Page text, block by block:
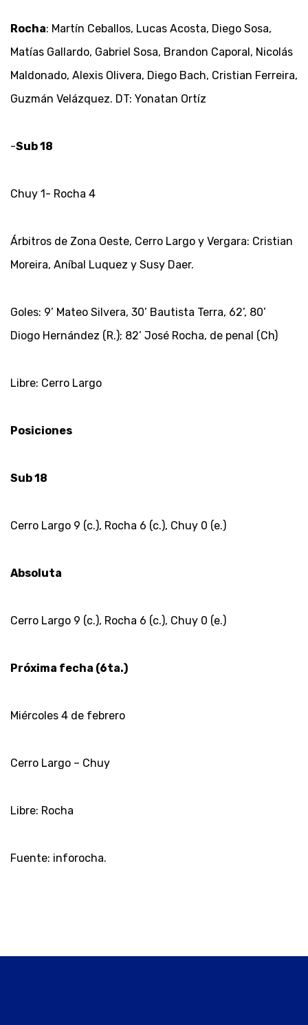
Rocha: Martín Ceballos, Lucas Acosta, Diego Sosa,
Matías Gallardo, Gabriel Sosa, Brandon Caporal, Nicolás
Maldonado, Alexis Olivera, Diego Bach, Cristian Ferreira,
Guzmán Velázquez. DT: Yonatan Ortíz
-Sub 18
Chuy 1- Rocha 4
Árbitros de Zona Oeste, Cerro Largo y Vergara: Cristian
Moreira, Aníbal Luquez y Susy Daer.
Goles: 9’ Mateo Silvera, 30’ Bautista Terra, 62’, 80’
Diogo Hernández (R.); 82’ José Rocha, de penal (Ch)
Libre: Cerro Largo
Posiciones
Sub 18
Cerro Largo 9 (c.), Rocha 6 (c.), Chuy 0 (e.)
Absoluta
Cerro Largo 9 (c.), Rocha 6 (c.), Chuy 0 (e.)
Próxima fecha (6ta.)
Miércoles 4 de febrero
Cerro Largo – Chuy
Libre: Rocha
Fuente: inforocha.